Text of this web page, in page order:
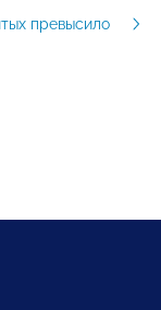
превысило